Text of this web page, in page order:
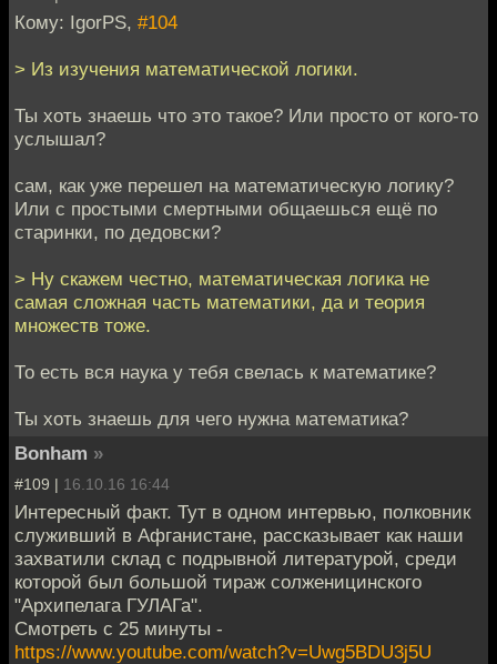
Кому: IgorPS, #104
> Из изучения математической логики.
Ты хоть знаешь что это такое? Или просто от кого-то
услышал?
сам, как уже перешел на математическую логику?
Или с простыми смертными общаешься ещё по
старинки, по дедовски?
> Ну скажем честно, математическая логика не
самая сложная часть математики, да и теория
множеств тоже.
То есть вся наука у тебя свелась к математике?
Ты хоть знаешь для чего нужна математика?
Bonham »
#109 | 16.10.16 16:44
Интересный факт. Тут в одном интервью, полковник
служивший в Афганистане, рассказывает как наши
захватили склад с подрывной литературой, среди
которой был большой тираж солженицинского
"Архипелага ГУЛАГа".
Смотреть с 25 минуты -
https://www.youtube.com/watch?v=Uwg5BDU3j5U